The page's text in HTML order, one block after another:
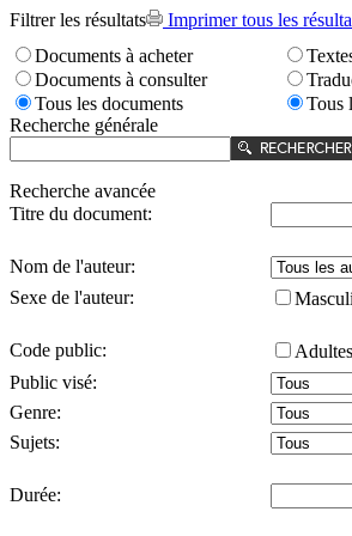
Filtrer les résultats
Imprimer tous les
Documents à acheter
Documents à consulter
Tous les documents
Tous
Recherche générale
Recherche avancée
Titre du document:
Nom de l'auteur:
Sexe de l'auteur:
Code public: Adultes
Public visé:
Genre:
Sujets:
Durée: